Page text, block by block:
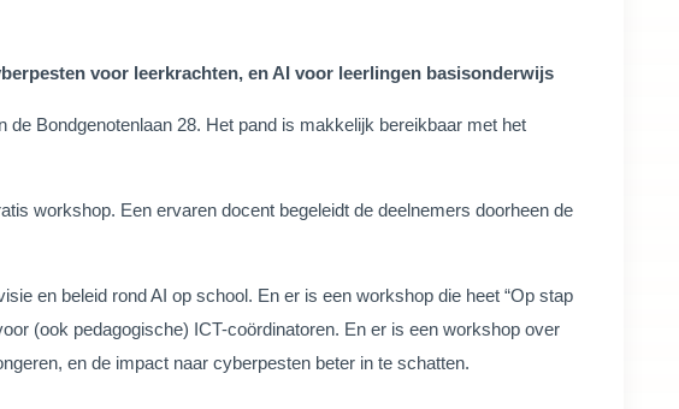
voor leerkrachten, en AI voor leerlingen basisonderwijs
Bondgenotenlaan 28. Het pand is makkelijk bereikbaar met het
workshop. Een ervaren docent begeleidt de deelnemers doorheen de
en beleid rond AI op school. En er is een workshop die heet “Op stap
(ook pedagogische) ICT-coördinatoren. En er is een workshop over
en de impact naar cyberpesten beter in te schatten.